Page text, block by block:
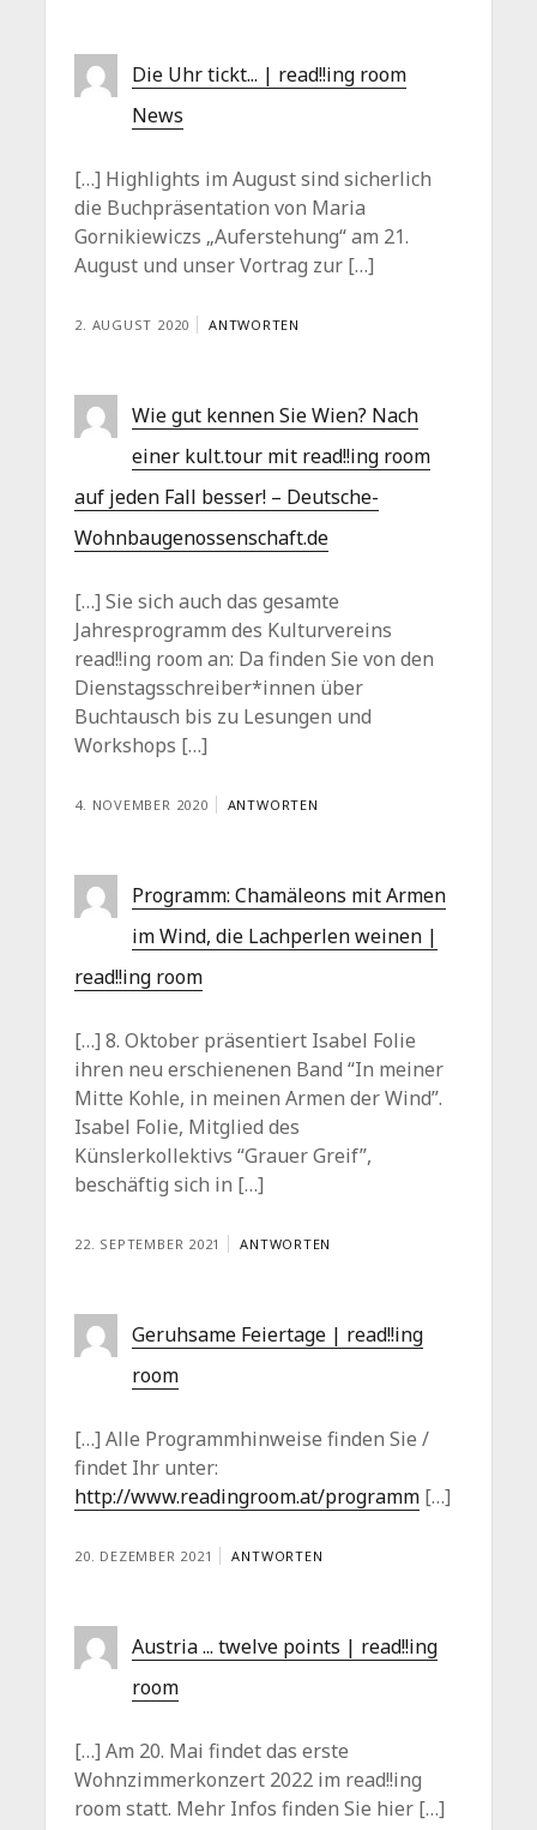
Die Uhr tickt... | read!!ing room
News
[…] Highlights im August sind sicherlich
die Buchpräsentation von Maria
Gornikiewiczs „Auferstehung“ am 21.
August und unser Vortrag zur […]
2. AUGUST 2020 ANTWORTEN
Wie gut kennen Sie Wien? Nach
einer kult.tour mit read!!ing room
auf jeden Fall besser! – Deutsche-
Wohnbaugenossenschaft.de
[…] Sie sich auch das gesamte
Jahresprogramm des Kulturvereins
read!!ing room an: Da finden Sie von den
Dienstagsschreiber*innen über
Buchtausch bis zu Lesungen und
Workshops […]
4. NOVEMBER 2020 ANTWORTEN
Programm: Chamäleons mit Armen
im Wind, die Lachperlen weinen |
read!!ing room
[…] 8. Oktober präsentiert Isabel Folie
ihren neu erschienenen Band “In meiner
Mitte Kohle, in meinen Armen der Wind”.
Isabel Folie, Mitglied des
Künslerkollektivs “Grauer Greif”,
beschäftig sich in […]
22. SEPTEMBER 2021 ANTWORTEN
Geruhsame Feiertage | read!!ing
room
[…] Alle Programmhinweise finden Sie /
findet Ihr unter:
http://www.readingroom.at/programm […]
20. DEZEMBER 2021 ANTWORTEN
Austria ... twelve points | read!!ing
room
[…] Am 20. Mai findet das erste
Wohnzimmerkonzert 2022 im read!!ing
room statt. Mehr Infos finden Sie hier […]